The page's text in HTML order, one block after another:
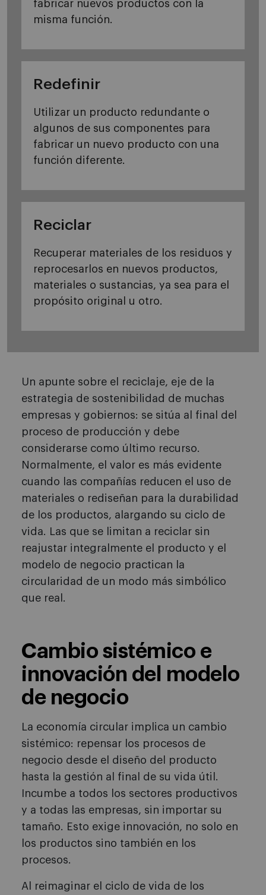
fabricar nuevos productos con la
misma función.
Redefinir
Utilizar un producto redundante o
algunos de sus componentes para
fabricar un nuevo producto con una
función diferente.
Reciclar
Recuperar materiales de los residuos y
reprocesarlos en nuevos productos,
materiales o sustancias, ya sea para el
propósito original u otro.
Un apunte sobre el reciclaje, eje de la
estrategia de sostenibilidad de muchas
empresas y gobiernos: se sitúa al final del
proceso de producción y debe
considerarse como último recurso.
Normalmente, el valor es más evidente
cuando las compañías reducen el uso de
materiales o rediseñan para la durabilidad
de los productos, alargando su ciclo de
vida. Las que se limitan a reciclar sin
reajustar integralmente el producto y el
modelo de negocio practican la
circularidad de un modo más simbólico
que real.
Cambio sistémico e
innovación del modelo
de negocio
La economía circular implica un cambio
sistémico: repensar los procesos de
negocio desde el diseño del producto
hasta la gestión al final de su vida útil.
Incumbe a todos los sectores productivos
y a todas las empresas, sin importar su
tamaño. Esto exige innovación, no solo en
los productos sino también en los
procesos.
Al reimaginar el ciclo de vida de los